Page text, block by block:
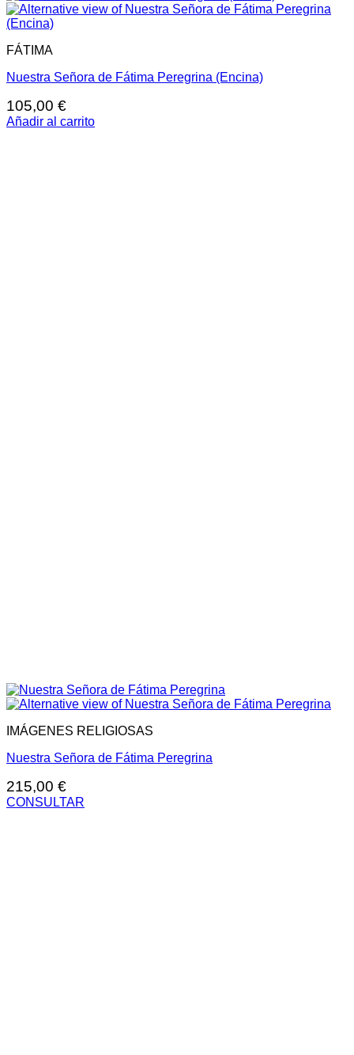
FÁTIMA
Nuestra Señora de Fátima Peregrina (Encina)
105,00 €
Añadir al carrito
IMÁGENES RELIGIOSAS
Nuestra Señora de Fátima Peregrina
215,00 €
CONSULTAR